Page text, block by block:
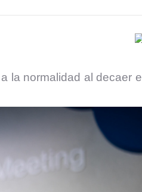
la normalidad al decaer el